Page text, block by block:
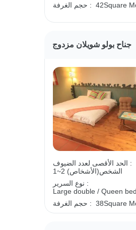
حجم الغرفة : 42Square
جناح بولو شويلان مزدوج
الحد الأقصى لعدد الضيوف :
1~2 الشخص(الأشخاص)
نوع السرير :
Large double / Queen
حجم الغرفة : 38Square